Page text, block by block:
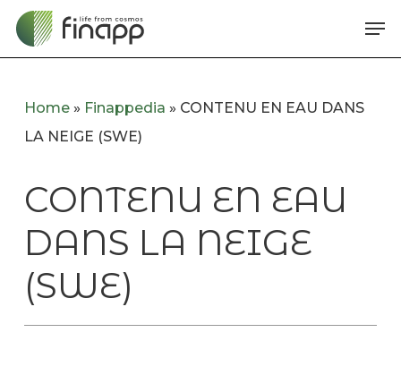
Skip
content
Home» Finappedia » CONTENU EN EAU DANS
LA NEIGE (SWE)
CONTENU EN EAU
DANS LA NEIGE
(SWE)